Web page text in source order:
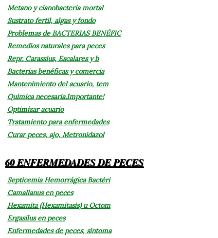
Metano y cianobacteria mortal
Sustrato fertil, algas y fondo
Problemas de BACTERIAS BENÉFIC
Remedios naturales para peces
Repr. Carassius, Escalares y b
Bacterias benéficas y comercia
Mantenimiento del acuario, tem
Química necesaria.Importante!
Optimizar acuario
Tratamiento para enfermedades
Curar peces, ajo, Metronidazol
60 ENFERMEDADES DE PECES
Septicemia Hemorrágica Bactéri
Camallanus en peces
Hexamita (Hexamitasis) u Octom
Ergasilus en peces
Enfermedades de peces, síntoma